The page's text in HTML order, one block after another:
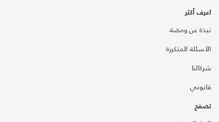
اعرف أكثر
نبذة عن ومضة
الأسئلة المتكررة
شركائنا
قانوني
تصفح